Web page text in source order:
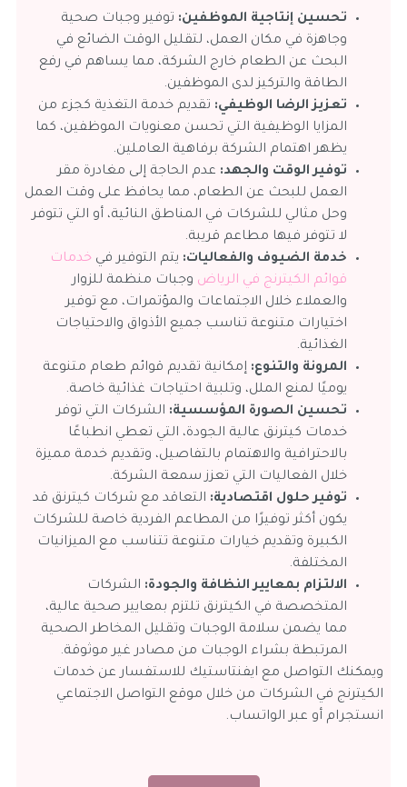
تحسين إنتاجية الموظفين: توفير وجبات صحية
وجاهزة في مكان العمل، لتقليل الوقت الضائع في
البحث عن الطعام خارج الشركة، مما يساهم في رفع
الطاقة والتركيز لدى الموظفين.
تعزيز الرضا الوظيفي: تقديم خدمة التغذية كجزء من
المزايا الوظيفية التي تحسن معنويات الموظفين، كما
يظهر اهتمام الشركة برفاهية العاملين.
توفير الوقت والجهد: عدم الحاجة إلى مغادرة مقر
العمل للبحث عن الطعام، مما يحافظ على وقت العمل
وحل مثالي للشركات في المناطق النائية، أو التي تتوفر
لا تتوفر فيها مطاعم قريبة.
خدمة الضيوف والفعاليات: يتم التوفير فيخدمات
قوائم الكيترنج في الرياض وجبات منظمة للزوار
والعملاء خلال الاجتماعات والمؤتمرات، مع توفير
اختيارات متنوعة تناسب جميع الأذواق والاحتياجات
الغذائية.
المرونة والتنوع:إمكانية تقديم قوائم طعام متنوعة
يوميًا لمنع الملل، وتلبية احتياجات غذائية خاصة.
تحسين الصورة المؤسسية: الشركات التي توفر
خدمات كيترنق عالية الجودة، التي تعطي انطباعًا
بالاحترافية والاهتمام بالتفاصيل، وتقديم خدمة مميزة
خلال الفعاليات التي تعزز سمعة الشركة.
توفير حلول اقتصادية: التعاقد مع شركات كيترنق قد
يكون أكثر توفيرًا من المطاعم الفردية خاصة للشركات
الكبيرة وتقديم خيارات متنوعة تتناسب مع الميزانيات
المختلفة.
الالتزام بمعايير النظافة والجودة: الشركات
المتخصصة في الكيترنق تلتزم بمعايير صحية عالية،
مما يضمن سلامة الوجبات وتقليل المخاطر الصحية
المرتبطة بشراء الوجبات من مصادر غير موثوقة.
ويمكنك التواصل مع ايفنتاستيك للاستفسار عن خدمات
الكيترنج في الشركات من خلال موقع التواصل الاجتماعي
انستجرام أو عبر الواتساب.